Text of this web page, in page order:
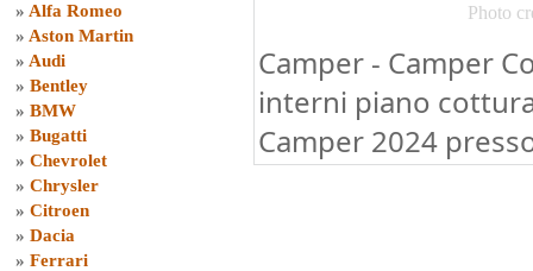
» Alfa Romeo
» Aston Martin
» Audi
» Bentley
» BMW
» Bugatti
» Chevrolet
» Chrysler
» Citroen
» Dacia
» Ferrari
Photo
Camper - Camper
interni piano
Camper 2024